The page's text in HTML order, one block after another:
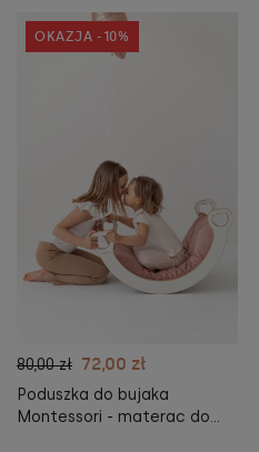
80,00 zł 72,00 zł
Poduszka do bujaka
Montessori - materac do
OKAZJA -10%